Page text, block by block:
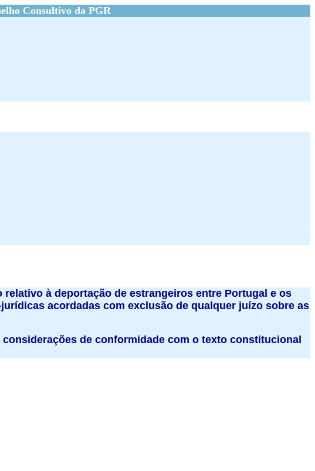
Consultivo da PGR
à deportação de estrangeiros entre Portugal e os
acordadas com exclusão de qualquer juízo sobre as
de conformidade com o texto constitucional